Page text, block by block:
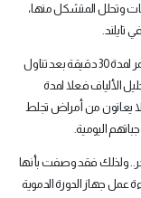
وتحلل المتشكل منها،
ويشير العلماء إلى أن نشاط الجهاز الذي يحلل الألياف يستمر لمدة 30 دقيقة بعد تناول
الألياف فعلا لمدة
لا يعانون من أمراض تجلط
اليومية.
ولذلك فقد وصفت بأنها
عمل جهاز الدورة الدموية